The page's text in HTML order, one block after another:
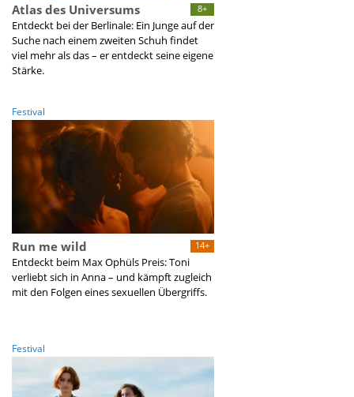
8+
Atlas des Universums
Entdeckt bei der Berlinale: Ein Junge auf der
Suche nach einem zweiten Schuh findet
viel mehr als das – er entdeckt seine eigene
Stärke.
Festival
14+
Run me wild
Entdeckt beim Max Ophüls Preis: Toni
verliebt sich in Anna – und kämpft zugleich
mit den Folgen eines sexuellen Übergriffs.
Festival